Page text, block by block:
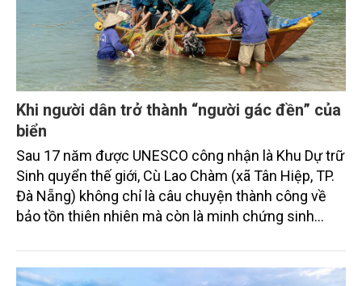
Khi người dân trở thành “người gác đền” của
biển
Sau 17 năm được UNESCO công nhận là Khu Dự trữ
Sinh quyển thế giới, Cù Lao Chàm (xã Tân Hiệp, TP.
Đà Nẵng) không chỉ là câu chuyện thành công về
bảo tồn thiên nhiên mà còn là minh chứng sinh
trong phát triển kinh tế biển bền vững. Bằng nhiều
cách thức khác nhau, người dân nơi đây đang trực